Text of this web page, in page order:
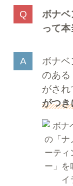
ボナベ
って本
ボナ
のある
がされ
がつき